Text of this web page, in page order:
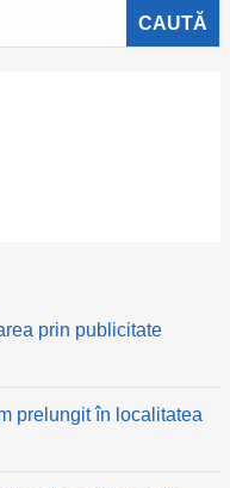
prin publicitate
prelungit în localitatea